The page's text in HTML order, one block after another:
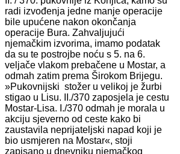
radi izvođenja jedne manje operacije
bile upućene nakon okončanja
operacije Bura. Zahvaljujući
njemačkim izvorima, imamo podatak
da su te postrojbe noću s 5. na 6.
veljače vlakom prebačene u Mostar, a
odmah zatim prema Širokom Brijegu.
»Pukovnijski stožer u velikoj je žurbi
stigao u Lisu. II./370 zaposjela je cestu
Mostar-Lisa. I./370 odmah je morala u
akciju sjeverno od ceste kako bi
zaustavila neprijateljski napad koji je
bio usmjeren na Mostar«, stoji
zapisano u dnevniku njemačkog